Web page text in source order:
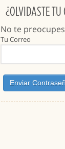
¿OLVIDASTE TU
No te
Tu Correo